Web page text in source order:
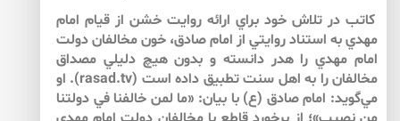
كاتب در تلاش خود براي ارائه روايت خشن از قيام امام
مهدي به استناد روايتي از امام صادق، خون مخالفان دولت
امام مهدي را هدر دانسته و بدون ‌هيچ دليلي مصداق
مخالفان را به اهل سنت تطبيق داده است (rasad.tv). او
مي‌گويد: امام صادق (ع) با بيان: «ما لمن خالفنا في دولتنا